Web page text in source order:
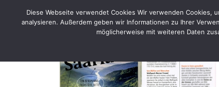
Home
Diese Webseite verwendet Cookies Wir verwenden
analysieren. Außerdem geben wir Informationen zu Ihrer
möglicherweise mit weiteren Daten